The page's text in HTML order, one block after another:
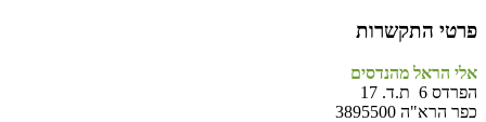
פרטי התקשרות
אלי הראל מהנדסים
הפרדס 6 ת.ד. 17
כפר הרא"ה 3895500